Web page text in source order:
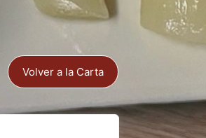
Volver a la Carta